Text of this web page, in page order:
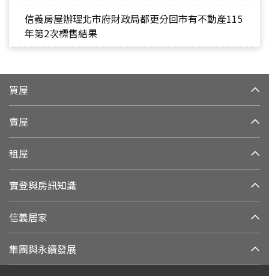
信義房屋辦理北市府財政局都更分回市有不動產115
年第2次標售結果
買屋
賣屋
租屋
實登與房訊知識
信義居家
集團與永續發展